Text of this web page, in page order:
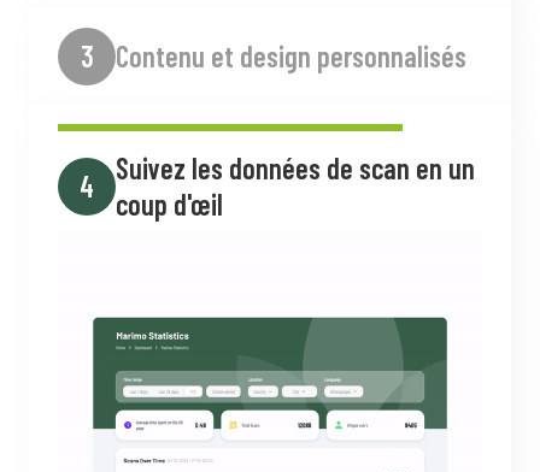
3 Contenu et design personnalisés
4
Suivez les données de scan en un
coup d'œil